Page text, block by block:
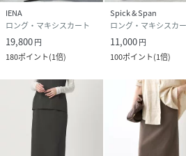
IENA
ロング・マキシスカート
19,800円
180ポイント(1倍)
Spick & Span
ロング・マキシスカ
11,000円
100ポイント(1倍)